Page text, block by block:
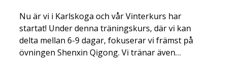
Nu är vi i Karlskoga och vår Vinterkurs har
startat! Under denna träningskurs, där vi kan
delta mellan 6-9 dagar, fokuserar vi främst på
övningen Shenxin Qigong. Vi tränar även…